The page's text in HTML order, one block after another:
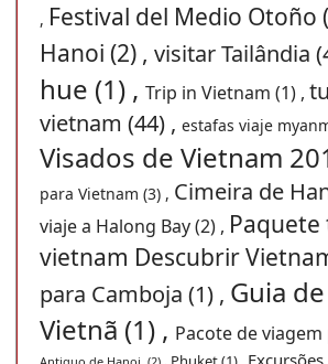
, Festival del Medio Otoño
Hanoi (2) , visitar Tailândia
hue (1) , Trip in Vietnam (1) ,
vietnam (44) , estafas viaje
Visados de Vietnam
para Vietnam (3) , Cimeira de
viaje a Halong Bay (2) ,
vietnam Descubrir
para Camboja (1) , Guia
Vietnã (1) , Pacote de viagem